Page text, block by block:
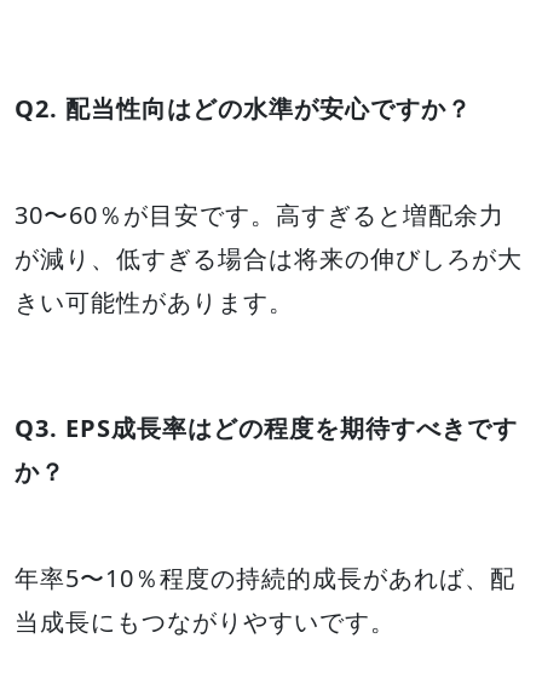
Q2. 配当性向はどの水準が安心ですか？
30〜60％が目安です。高すぎると増配余力
が減り、低すぎる場合は将来の伸びしろが大
きい可能性があります。
Q3. EPS成長率はどの程度を期待すべきです
か？
年率5〜10％程度の持続的成長があれば、配
当成長にもつながりやすいです。